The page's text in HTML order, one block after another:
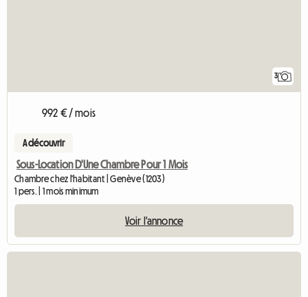
3
992 € / mois
A découvrir
Sous-Location D'Une Chambre Pour 1 Mois
Chambre chez l'habitant | Genève (1203)
1 pers. | 1 mois minimum
Voir l'annonce